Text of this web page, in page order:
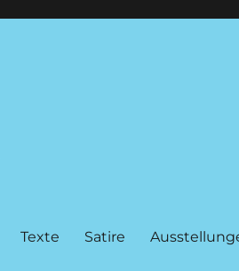
Texte Satire